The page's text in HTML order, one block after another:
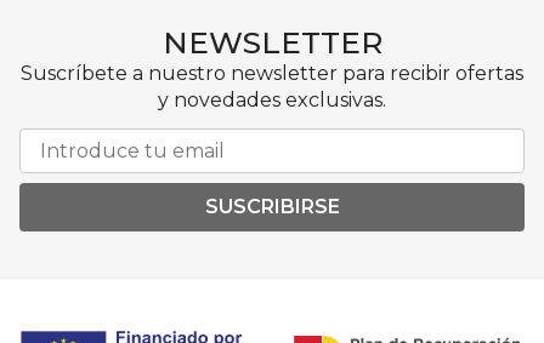
NEWSLETTER
Suscríbete a nuestro newsletter para recibir ofertas
y novedades exclusivas.
SUSCRIBIRSE